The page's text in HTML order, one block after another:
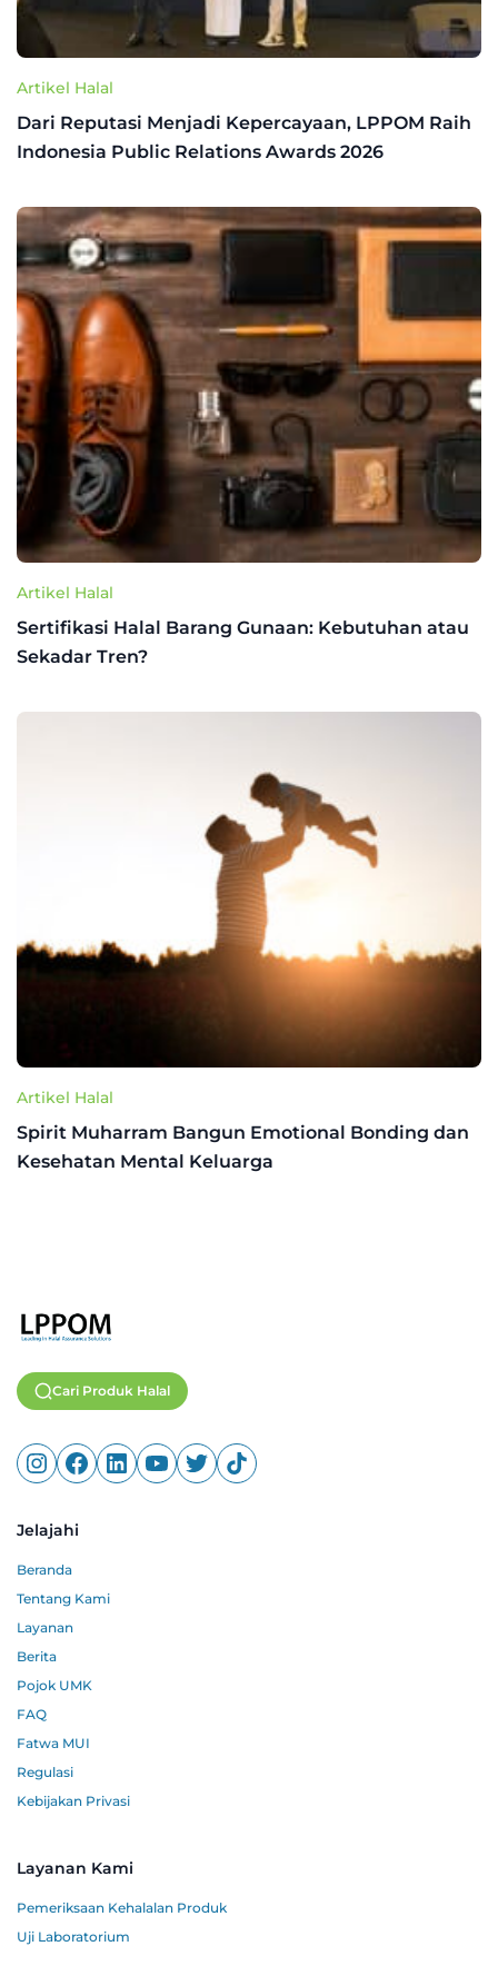
Artikel Halal
Dari Reputasi Menjadi Kepercayaan, LPPOM Raih
Indonesia Public Relations Awards 2026
Artikel Halal
Sertifikasi Halal Barang Gunaan: Kebutuhan atau
Sekadar Tren?
Artikel Halal
Spirit Muharram Bangun Emotional Bonding dan
Kesehatan Mental Keluarga
Cari Produk Halal
Jelajahi
Beranda
Tentang Kami
Layanan
Berita
Pojok UMK
FAQ
Fatwa MUI
Regulasi
Kebijakan Privasi
Layanan Kami
Pemeriksaan Kehalalan Produk
Uji Laboratorium